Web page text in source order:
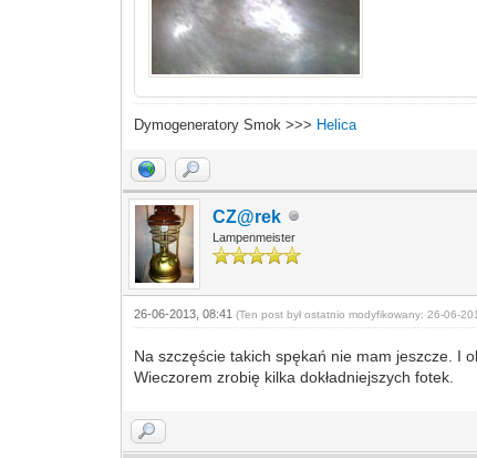
Dymogeneratory Smok >>> Helica
CZ@rek
Lampenmeister
26-06-2013, 08:41(Ten post był ostatnio modyfikowany: 26-06-
Na szczęście takich spękań nie mam jeszcze. I
Wieczorem zrobię kilka dokładniejszych fotek.